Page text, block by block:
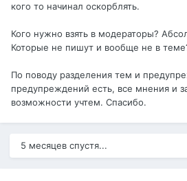
кого то начинал оскорблять.
Кого нужно взять в модераторы?
Которые не пишут и вообще не в
По поводу разделения тем и
предупреждений есть, все мнения и
возможности учтем. Спасибо.
5 месяцев спустя...